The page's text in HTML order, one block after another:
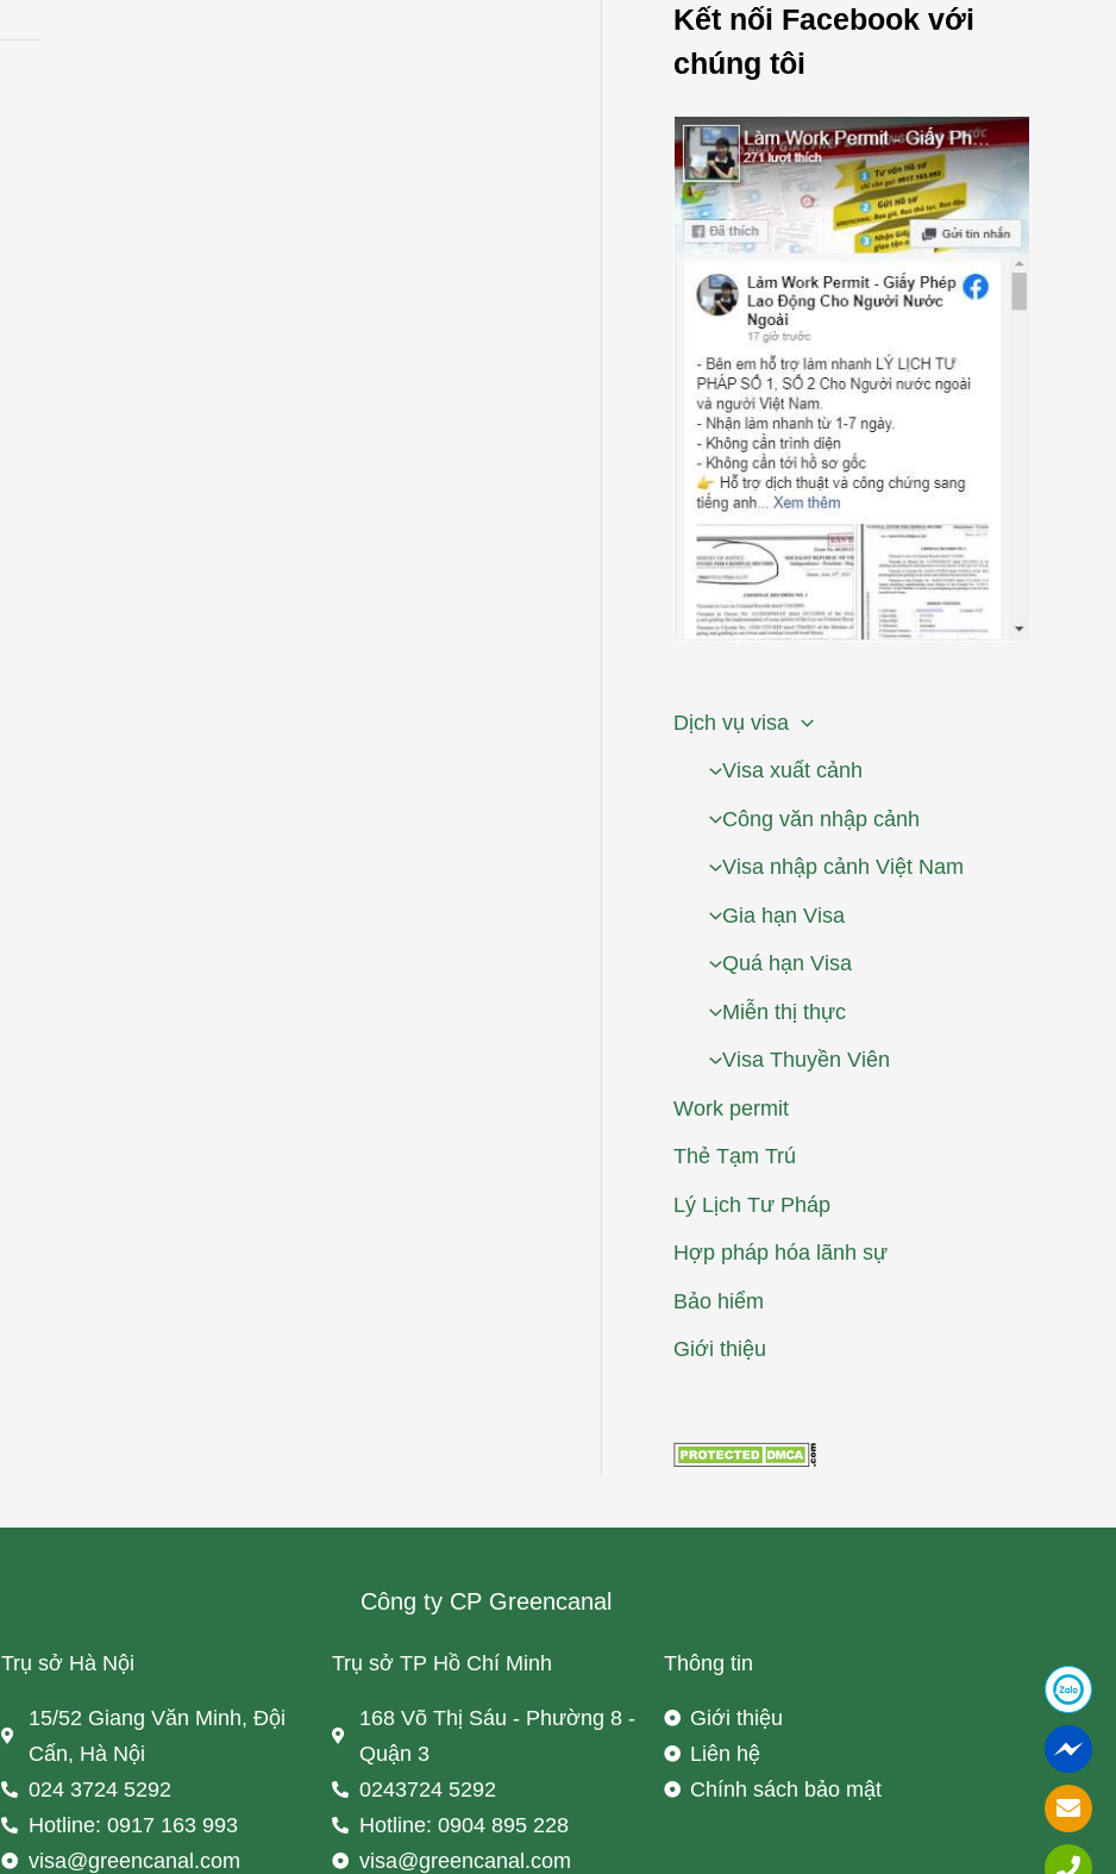
Kết nối Facebook với
chúng tôi
Dịch vụ visa
Visa xuất cảnh
Công văn nhập cảnh
Visa nhập cảnh Việt Nam
Gia hạn Visa
Quá hạn Visa
Miễn thị thực
Visa Thuyền Viên
Work permit
Thẻ Tạm Trú
Lý Lịch Tư Pháp
Hợp pháp hóa lãnh sự
Bảo hiểm
Giới thiệu
Công ty CP Greencanal
Trụ sở Hà Nội
15/52 Giang Văn Minh, Đội
Cấn, Hà Nội
024 3724 5292
Hotline: 0917 163 993
visa@greencanal.com
Trụ sở TP Hồ Chí Minh
168 Võ Thị Sáu - Phường 8 -
Quận 3
0243724 5292
Hotline: 0904 895 228
visa@greencanal.com
Thông tin
Giới thiệu
Liên hệ
Chính sách bảo mật